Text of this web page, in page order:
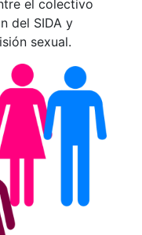
el colectivo
del SIDA y
sexual.